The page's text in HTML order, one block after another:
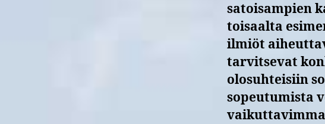
satoisampien
toisaalta
ilmiöt
tarvitsevat
olosuhteisiin
sopeutumista